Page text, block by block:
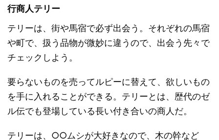
行商人テリー
テリーは、街や馬宿で必ず出会う。それぞれの馬宿
や町で、扱う品物が微妙に違うので、出会う先々で
チェックしよう。
要らないものを売ってルピーに替えて、欲しいもの
を手に入れることができる。テリーとは、歴代のゼ
ル伝でも登場している長い付き合いの商人だ。
テリーは、○○ムシが大好きなので、木の幹など